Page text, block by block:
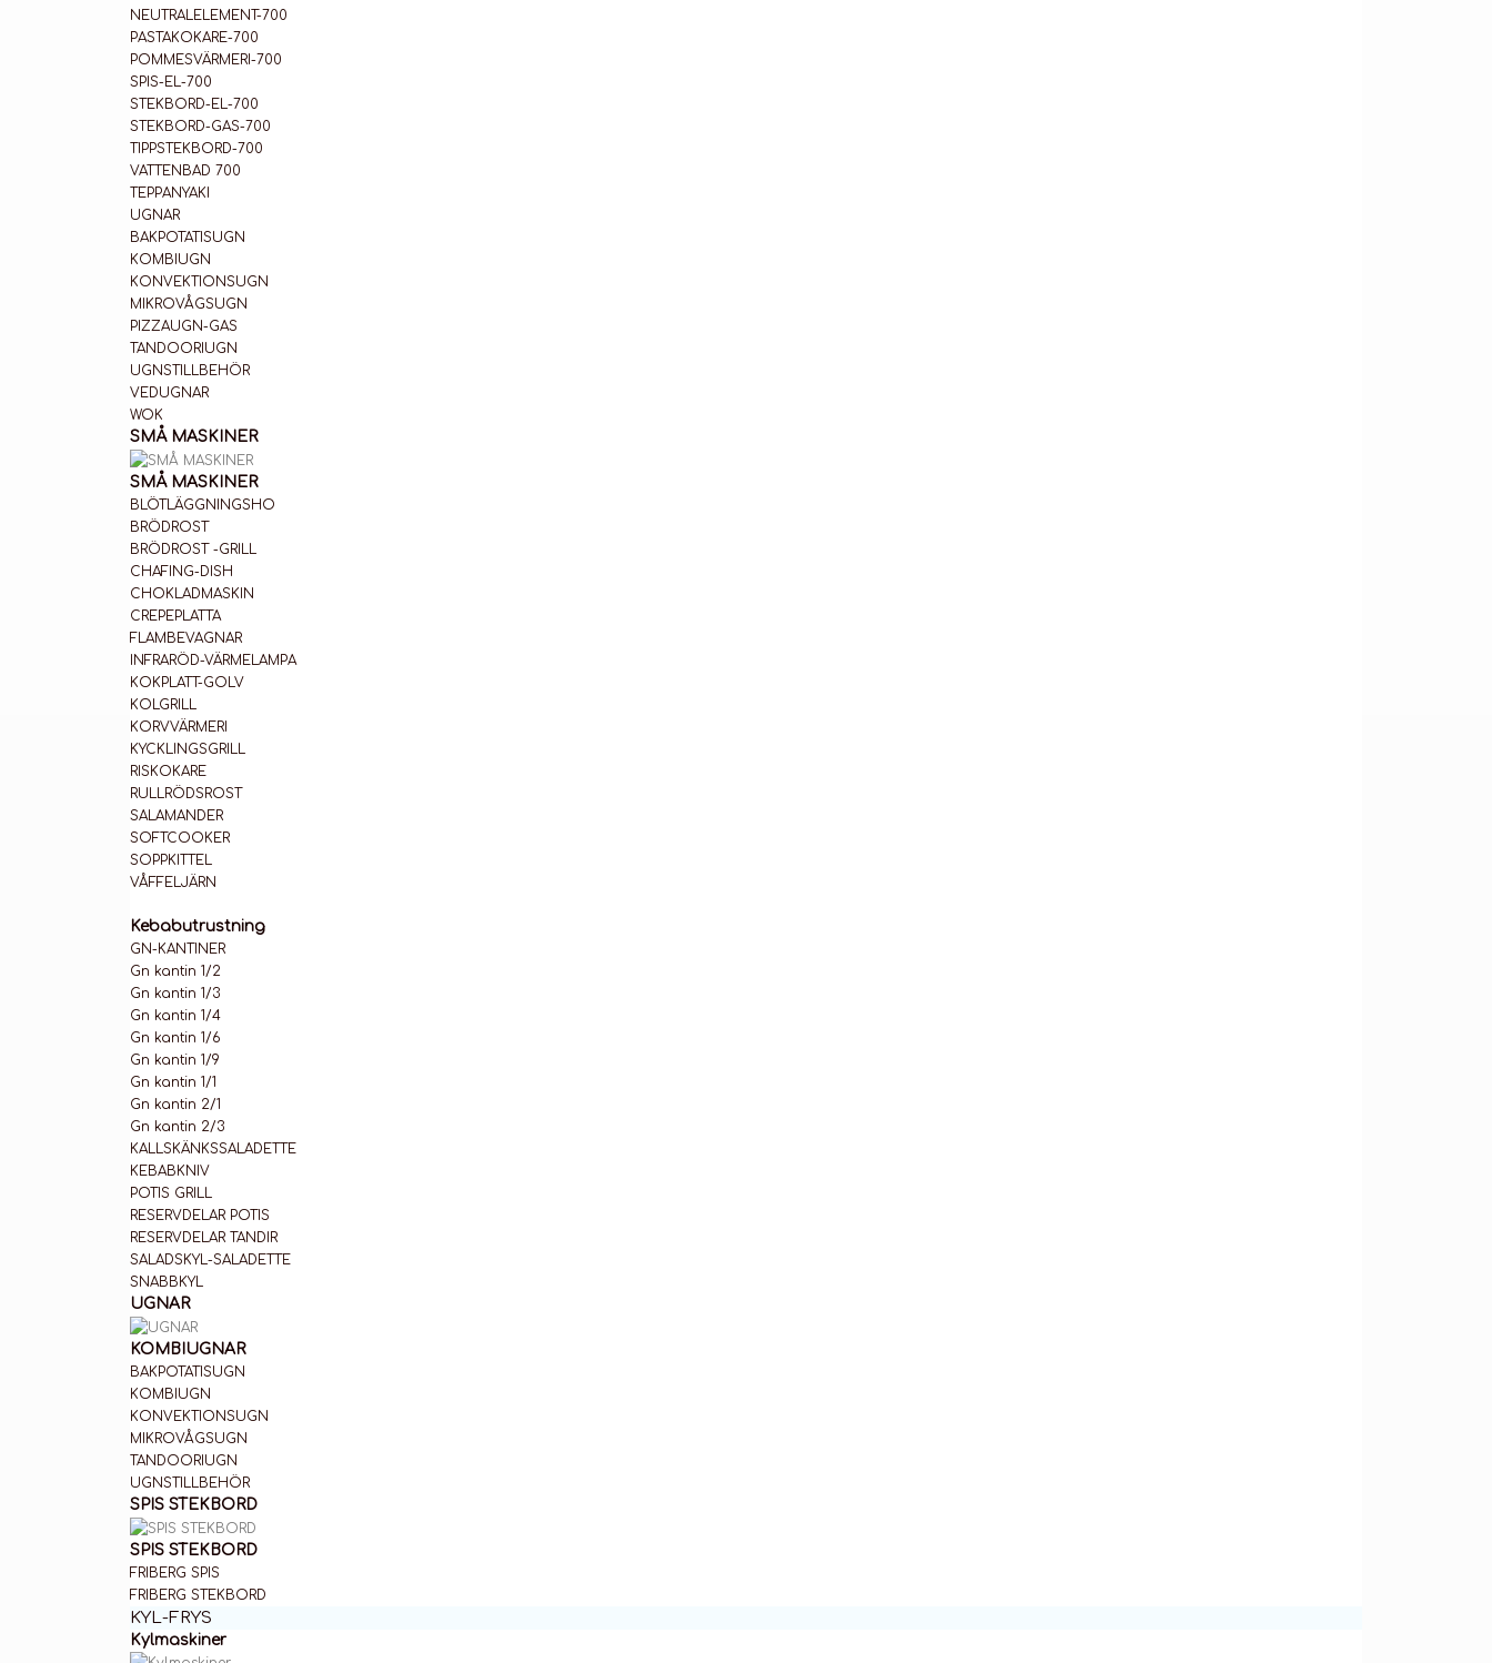
NEUTRALELEMENT-700
PASTAKOKARE-700
POMMESVÄRMERI-700
SPIS-EL-700
STEKBORD-EL-700
STEKBORD-GAS-700
TIPPSTEKBORD-700
VATTENBAD 700
TEPPANYAKI
UGNAR
BAKPOTATISUGN
KOMBIUGN
KONVEKTIONSUGN
MIKROVÅGSUGN
PIZZAUGN-GAS
TANDOORIUGN
UGNSTILLBEHÖR
VEDUGNAR
WOK
SMÅ MASKINER
SMÅ MASKINER
BLÖTLÄGGNINGSHO
BRÖDROST
BRÖDROST -GRILL
CHAFING-DISH
CHOKLADMASKIN
CREPEPLATTA
FLAMBEVAGNAR
INFRARÖD-VÄRMELAMPA
KOKPLATT-GOLV
KOLGRILL
KORVVÄRMERI
KYCKLINGSGRILL
RISKOKARE
RULLRÖDSROST
SALAMANDER
SOFTCOOKER
SOPPKITTEL
VÅFFELJÄRN
Kebabutrustning
GN-KANTINER
Gn kantin 1/2
Gn kantin 1/3
Gn kantin 1/4
Gn kantin 1/6
Gn kantin 1/9
Gn kantin 1/1
Gn kantin 2/1
Gn kantin 2/3
KALLSKÄNKSSALADETTE
KEBABKNIV
POTIS GRILL
RESERVDELAR POTIS
RESERVDELAR TANDIR
SALADSKYL-SALADETTE
SNABBKYL
UGNAR
KOMBIUGNAR
BAKPOTATISUGN
KOMBIUGN
KONVEKTIONSUGN
MIKROVÅGSUGN
TANDOORIUGN
UGNSTILLBEHÖR
SPIS STEKBORD
SPIS STEKBORD
FRIBERG SPIS
FRIBERG STEKBORD
KYL-FRYS
Kylmaskiner